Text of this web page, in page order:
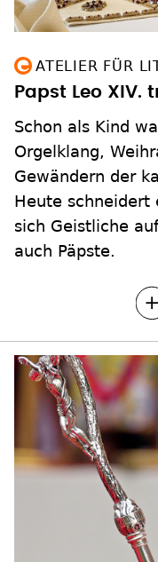
ATELIER FÜR
Papst Leo XIV.
Schon als Kind
Orgelklang,
Gewändern der
Heute schneidert
sich Geistliche
auch Päpste.